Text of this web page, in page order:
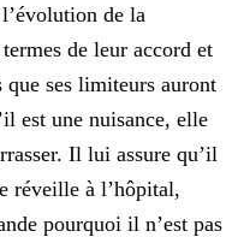
de la
de leur accord et
que ses limiteurs auront
est une nuisance, elle
Il lui assure qu’il
réveille à l’hôpital,
pourquoi il n’est pas